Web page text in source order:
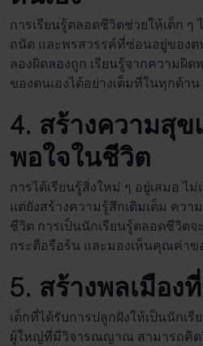
การเรียนรู้ตลอดชีวิตช่วยให้เด็ก ๆ
ถนัด และพรสวรรค์ที่ซ่อนอยู่ของต
ลองผิดลองถูก เรียนรู้จากความผิ
ของตนเองได้อย่างเต็มที่ในทุกด้าน
4. สร้างความสุข
พอใจในชีวิต
การได้เรียนรู้สิ่งใหม่ ๆ อยู่เสมอ ไ
แต่ยังสร้างความรู้สึกเติมเต็ม คว
ชีวิต การเป็นนักเรียนรู้ตลอดชีวิตจ
กระตือรือร้น และมองเห็นคุณค่าข
5. สร้างพลเมือ
เด็กที่ได้รับการปลูกฝังให้เป็นนักเ
ผู้ใหญ่ที่มีวิจารณญาณ สามารถคิด